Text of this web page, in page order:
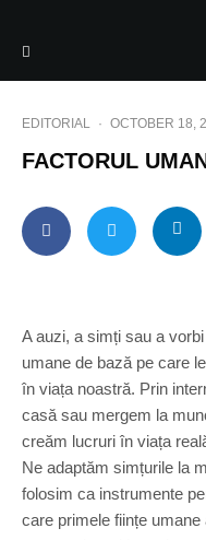
EDITORIAL · OCTOBER 18,
FACTORUL
A auzi, a simți sau a
umane de bază pe care
în viața noastră. Prin
casă sau mergem la
creăm lucruri în viața
Ne adaptăm simțurile la
folosim ca instrumente
care primele ființe